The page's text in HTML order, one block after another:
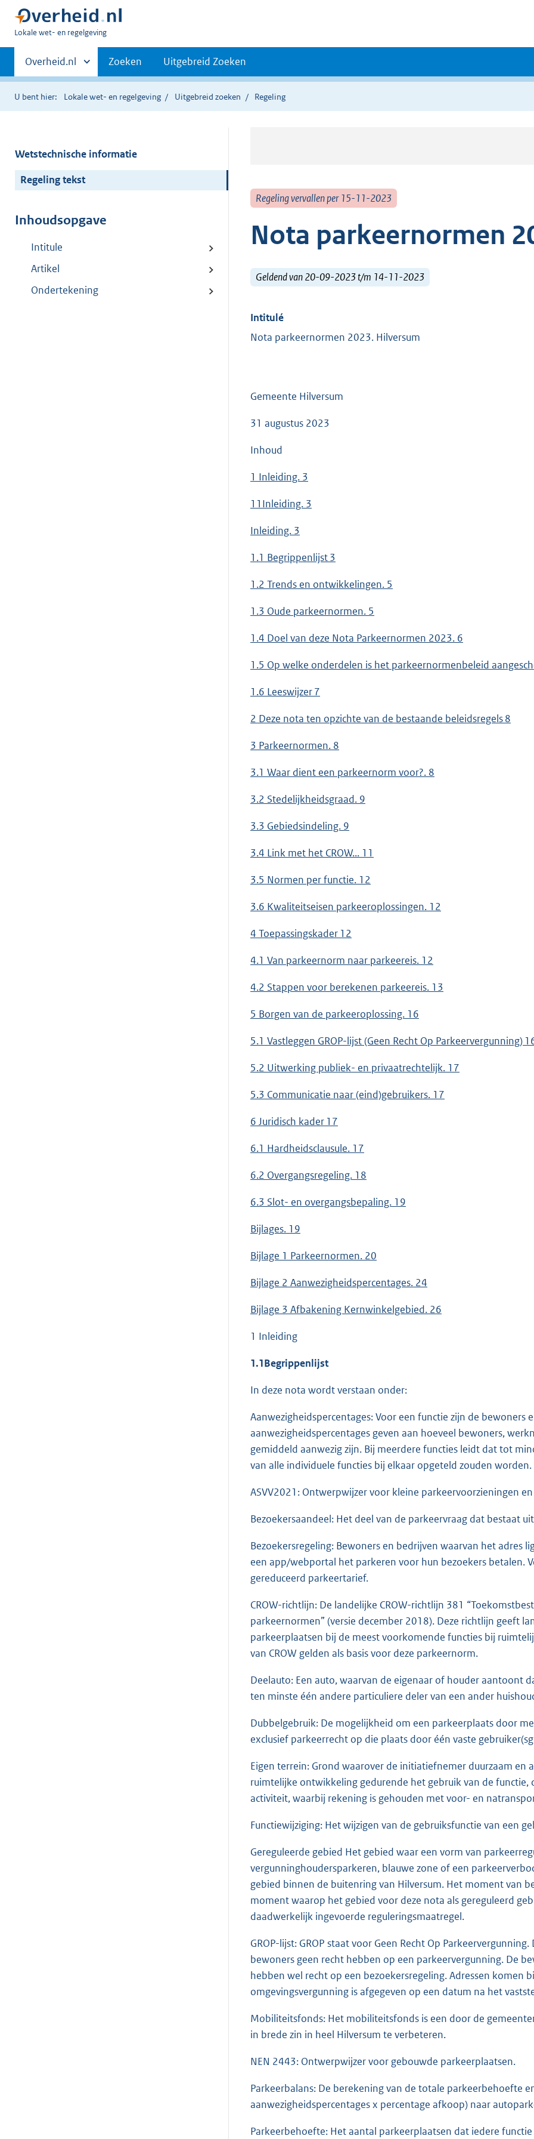
U
hier:
Lokale wet- en regelgeving
Primaire
navigatie
Andere
sites
binnen
Overheid.nl Zoeken Uitgebreid Zoeken
U bent hier: Lokale wet- en regelgeving Uitgebreid zoeken Regeling
Wetstechnische informatie
Regeling tekst
Inhoudsopgave
Intitule
Artikel
Ondertekening
Regeling vervallen per 15-11-2023
Nota parkeernormen
Geldend van 20-09-2023 t/m 14-11-2023
Intitulé
Nota parkeernormen 2023. Hilversum
Gemeente Hilversum
31 augustus 2023
Inhoud
1 Inleiding. 3
11Inleiding. 3
Inleiding. 3
1.1 Begrippenlijst 3
1.2 Trends en ontwikkelingen. 5
1.3 Oude parkeernormen. 5
1.4 Doel van deze Nota Parkeernormen 2023. 6
1.5 Op welke onderdelen is het parkeernormenbeleid
1.6 Leeswijzer 7
2 Deze nota ten opzichte van de bestaande beleidsregels 8
3 Parkeernormen. 8
3.1 Waar dient een parkeernorm voor?. 8
3.2 Stedelijkheidsgraad. 9
3.3 Gebiedsindeling. 9
3.4 Link met het CROW... 11
3.5 Normen per functie. 12
3.6 Kwaliteitseisen parkeeroplossingen. 12
4 Toepassingskader 12
4.1 Van parkeernorm naar parkeereis. 12
4.2 Stappen voor berekenen parkeereis. 13
5 Borgen van de parkeeroplossing. 16
5.1 Vastleggen GROP-lijst (Geen Recht Op Parkeervergunning)
5.2 Uitwerking publiek- en privaatrechtelijk. 17
5.3 Communicatie naar (eind)gebruikers. 17
6 Juridisch kader 17
6.1 Hardheidsclausule. 17
6.2 Overgangsregeling. 18
6.3 Slot- en overgangsbepaling. 19
Bijlages. 19
Bijlage 1 Parkeernormen. 20
Bijlage 2 Aanwezigheidspercentages. 24
Bijlage 3 Afbakening Kernwinkelgebied. 26
1 Inleiding
1.1Begrippenlijst
In deze nota wordt verstaan onder:
Aanwezigheidspercentages: Voor een functie zijn de bewoners
aanwezigheidspercentages geven aan hoeveel bewoners,
gemiddeld aanwezig zijn. Bij meerdere functies leidt dat tot
van alle individuele functies bij elkaar opgeteld zouden worden.
ASVV2021: Ontwerpwijzer voor kleine parkeervoorzieningen
Bezoekersaandeel: Het deel van de parkeervraag dat bestaat
Bezoekersregeling: Bewoners en bedrijven waarvan het
een app/webportal het parkeren voor hun bezoekers betalen.
gereduceerd parkeertarief.
CROW-richtlijn: De landelijke CROW-richtlijn 381
parkeernormen” (versie december 2018). Deze richtlijn geeft
parkeerplaatsen bij de meest voorkomende functies bij
van CROW gelden als basis voor deze parkeernorm.
Deelauto: Een auto, waarvan de eigenaar of houder aantoont
ten minste één andere particuliere deler van een ander
Dubbelgebruik: De mogelijkheid om een parkeerplaats door
exclusief parkeerrecht op die plaats door één vaste
Eigen terrein: Grond waarover de initiatiefnemer duurzaam en
ruimtelijke ontwikkeling gedurende het gebruik van de
activiteit, waarbij rekening is gehouden met voor- en
Functiewijziging: Het wijzigen van de gebruiksfunctie van een
Gereguleerde gebied Het gebied waar een vorm van
vergunninghoudersparkeren, blauwe zone of een
gebied binnen de buitenring van Hilversum. Het moment van
moment waarop het gebied voor deze nota als gereguleerd
daadwerkelijk ingevoerde reguleringsmaatregel.
GROP-lijst: GROP staat voor Geen Recht Op
bewoners geen recht hebben op een parkeervergunning. De
hebben wel recht op een bezoekersregeling. Adressen komen
omgevingsvergunning is afgegeven op een datum na het
Mobiliteitsfonds: Het mobiliteitsfonds is een door de
in brede zin in heel Hilversum te verbeteren.
NEN 2443: Ontwerpwijzer voor gebouwde parkeerplaatsen.
Parkeerbalans: De berekening van de totale parkeerbehoefte
aanwezigheidspercentages x percentage afkoop) naar
Parkeerbehoefte: Het aantal parkeerplaatsen dat iedere